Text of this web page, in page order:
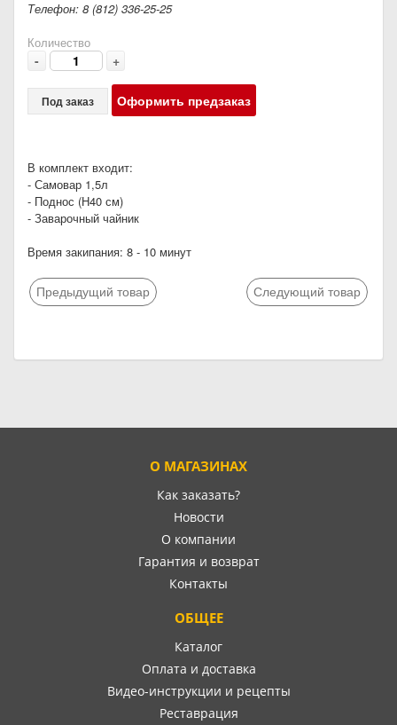
Телефон: 8 (812) 336-25-25
Количество
- +
Под заказ Оформить предзаказ
В комплект входит:
- Самовар 1,5л
- Поднос (Н40 см)
- Заварочный чайник
Время закипания: 8 - 10 минут
Предыдущий товар Следующий товар
О МАГАЗИНАХ
Как заказать?
Новости
О компании
Гарантия и возврат
Контакты
ОБЩЕЕ
Каталог
Оплата и доставка
Видео-инструкции и рецепты
Реставрация